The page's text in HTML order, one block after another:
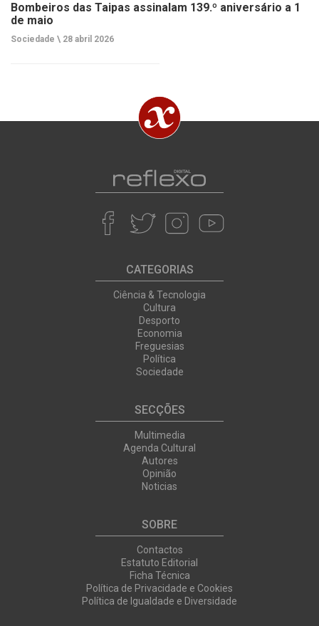
Bombeiros das Taipas assinalam 139.º aniversário a 1
de maio
Sociedade \ 28 abril 2026
CATEGORIAS
Ciência & Tecnologia
Cultura
Desporto
Economia
Freguesias
Política
Sociedade
SECÇÕES
Multimedia
Agenda Cultural
Autores
Opinião
Noticias
SOBRE
Contactos
Estatuto Editorial
Ficha Técnica
Política de Privacidade e Cookies
Política de Igualdade e Diversidade